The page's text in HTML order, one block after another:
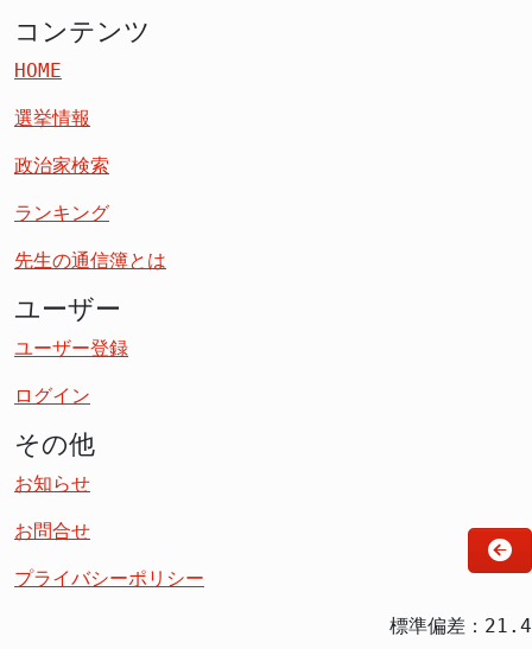
コンテンツ
HOME
選挙情報
政治家検索
ランキング
先生の通信簿とは
ユーザー
ユーザー登録
ログイン
その他
お知らせ
お問合せ
プライバシーポリシー
標準偏差：21.4